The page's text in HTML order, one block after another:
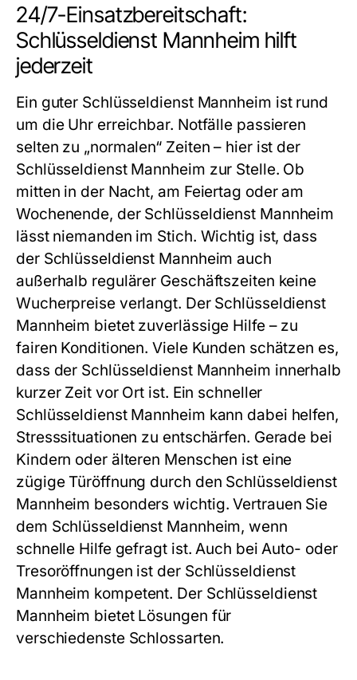
24/7-Einsatzbereitschaft:
Schlüsseldienst Mannheim hilft
jederzeit
Ein guter Schlüsseldienst Mannheim ist rund
um die Uhr erreichbar. Notfälle passieren
selten zu „normalen“ Zeiten – hier ist der
Schlüsseldienst Mannheim zur Stelle. Ob
mitten in der Nacht, am Feiertag oder am
Wochenende, der Schlüsseldienst Mannheim
lässt niemanden im Stich. Wichtig ist, dass
der Schlüsseldienst Mannheim auch
außerhalb regulärer Geschäftszeiten keine
Wucherpreise verlangt. Der Schlüsseldienst
Mannheim bietet zuverlässige Hilfe – zu
fairen Konditionen. Viele Kunden schätzen es,
dass der Schlüsseldienst Mannheim innerhalb
kurzer Zeit vor Ort ist. Ein schneller
Schlüsseldienst Mannheim kann dabei helfen,
Stresssituationen zu entschärfen. Gerade bei
Kindern oder älteren Menschen ist eine
zügige Türöffnung durch den Schlüsseldienst
Mannheim besonders wichtig. Vertrauen Sie
dem Schlüsseldienst Mannheim, wenn
schnelle Hilfe gefragt ist. Auch bei Auto- oder
Tresoröffnungen ist der Schlüsseldienst
Mannheim kompetent. Der Schlüsseldienst
Mannheim bietet Lösungen für
verschiedenste Schlossarten.